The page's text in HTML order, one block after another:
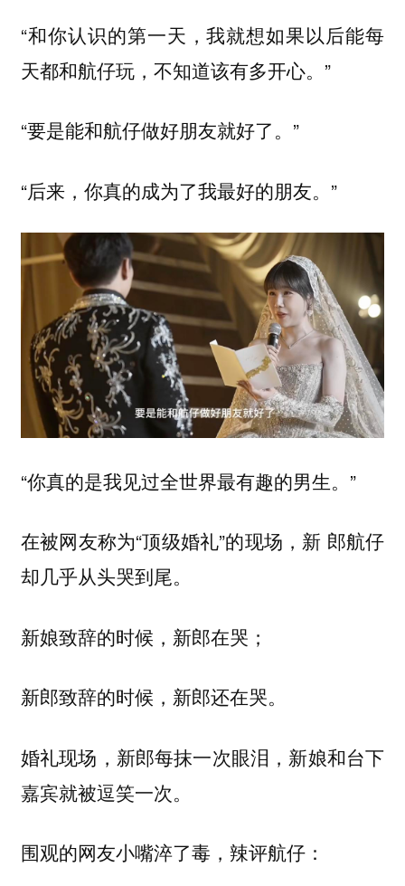
“和你认识的第一天，我就想如果以后能每
天都和航仔玩，不知道该有多开心。”
“要是能和航仔做好朋友就好了。”
“后来，你真的成为了我最好的朋友。”
“你真的是我见过全世界最有趣的男生。”
在被网友称为“顶级婚礼”的现场，新 郎航仔
却几乎从头哭到尾。
新娘致辞的时候，新郎在哭；
新郎致辞的时候，新郎还在哭。
婚礼现场，新郎每抹一次眼泪，新娘和台下
嘉宾就被逗笑一次。
围观的网友小嘴淬了毒，辣评航仔：